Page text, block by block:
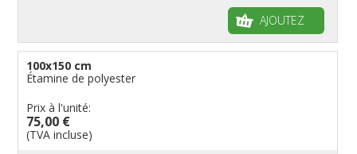
AJOUTEZ
100x150 cm
Étamine de polyester
Prix à l'unité:
75,00 €
(TVA incluse)